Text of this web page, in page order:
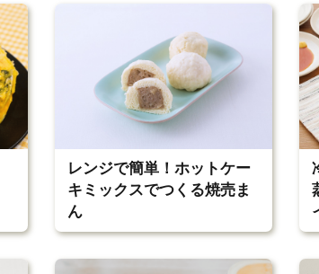
レンジで簡単！ホットケー
キミックスでつくる焼売ま
ん